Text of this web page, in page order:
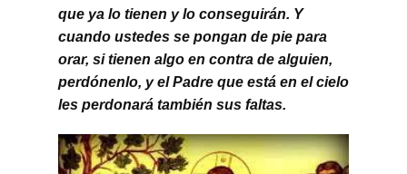
que ya lo tienen y lo conseguirán. Y
cuando ustedes se pongan de pie para
orar, si tienen algo en contra de alguien,
perdónenlo, y el Padre que está en el cielo
les perdonará también sus faltas.